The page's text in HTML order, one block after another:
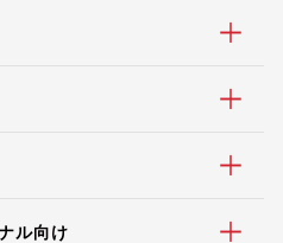
ル向け